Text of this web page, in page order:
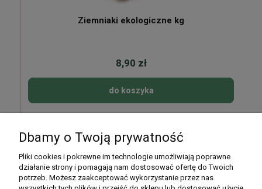
Ziemniaki ekologiczne kg
8,90 zł
do koszyka
Moje konto
Dbamy o Twoją prywatność
Pliki cookies i pokrewne im technologie umożliwiają poprawne
działanie strony i pomagają nam dostosować ofertę do Twoich
potrzeb. Możesz zaakceptować wykorzystanie przez nas